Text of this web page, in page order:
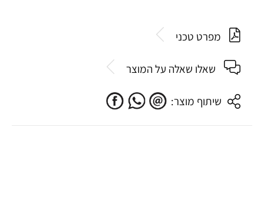
מפרט טכני
שאלו שאלה על המוצר
שיתוף מוצר: